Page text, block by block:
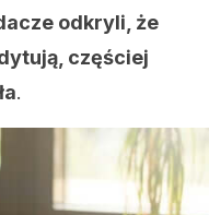
odkryli, że
częściej
.